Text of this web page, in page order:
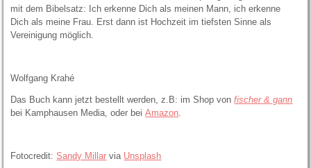
mit dem Bibelsatz: Ich erkenne Dich als meinen Mann, ich erkenne
Dich als meine Frau. Erst dann ist Hochzeit im tiefsten Sinne als
Vereinigung möglich.
Wolfgang Krahé
Das Buch kann jetzt bestellt werden, z.B: im Shop vonfischer & gann
bei Kamphausen Media, oder beiAmazon
Fotocredit:Sandy Millar via Unsplash